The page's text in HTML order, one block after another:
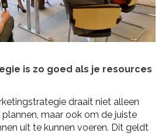
is zo goed als je resources
draait niet alleen
maar ook om de juiste
uit te kunnen voeren. Dit geldt